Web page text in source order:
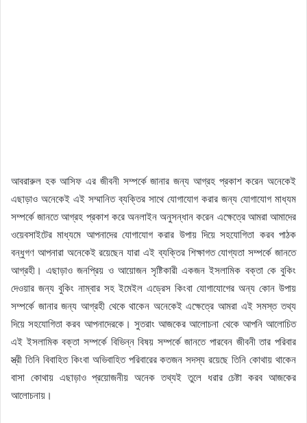
আবরারুল হক আসিফ এর জীবনী সম্পর্কে জানার জন্য আগ্রহ প্রকাশ করেন অনেকেই
এছাড়াও অনেকেই এই সম্মানিত ব্যক্তির সাথে যোগাযোগ করার জন্য যোগাযোগ মাধ্যম
সম্পর্কে জানতে আগ্রহ প্রকাশ করে অনলাইন অনুসন্ধান করেন এক্ষেত্রে আমরা আমাদের
ওয়েবসাইটের মাধ্যমে আপনাদের যোগাযোগ করার উপায় দিয়ে সহযোগিতা করব পাঠক
বন্ধুগণ আপনারা অনেকেই রয়েছেন যারা এই ব্যক্তির শিক্ষাগত যোগ্যতা সম্পর্কে জানতে
আগ্রহী। এছাড়াও জনপ্রিয় ও আয়োজন সৃষ্টিকারী একজন ইসলামিক বক্তা কে বুকিং
দেওয়ার জন্য বুকিং নাম্বার সহ ইমেইল এড্রেস কিংবা যোগাযোগের অন্য কোন উপায়
সম্পর্কে জানার জন্য আগ্রহী থেকে থাকেন অনেকেই এক্ষেত্রে আমরা এই সমস্ত তথ্য
দিয়ে সহযোগিতা করব আপনাদেরকে। সুতরাং আজকের আলোচনা থেকে আপনি আলোচিত
এই ইসলামিক বক্তা সম্পর্কে বিভিন্ন বিষয় সম্পর্কে জানতে পারবেন জীবনী তার পরিবার
স্ত্রী তিনি বিবাহিত কিংবা অভিবাহিত পরিবারের কতজন সদস্য রয়েছে তিনি কোথায় থাকেন
বাসা কোথায় এছাড়াও প্রয়োজনীয় অনেক তথ্যই তুলে ধরার চেষ্টা করব আজকের
আলোচনায়।